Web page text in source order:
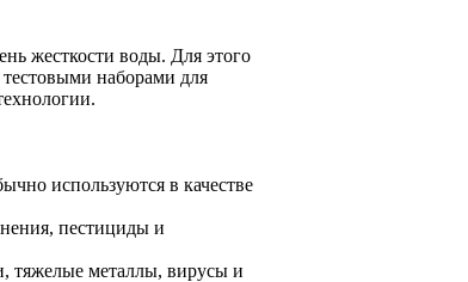
жесткости воды. Для этого
тестовыми наборами для
используются в качестве
пестициды и
тяжелые металлы, вирусы и